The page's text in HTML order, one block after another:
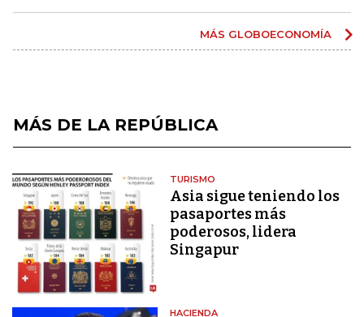
MÁS GLOBOECONOMÍA
MÁS DE LA REPÚBLICA
TURISMO
Asia sigue teniendo los
pasaportes más
poderosos, lidera
Singapur
HACIENDA